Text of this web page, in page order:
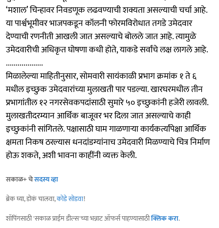
‘मशाल’ चिन्हावर निवडणूक लढवण्याची शक्यता असल्याची चर्चा आहे.
या पार्श्वभूमीवर भाजपकडून कॉलनी फोरमविरोधात तगडे उमेदवार
देण्याची रणनीती आखली जात असल्याचे बोलले जात आहे. त्यामुळे
उमेदवारीची अधिकृत घोषणा कधी होते, याकडे सर्वांचे लक्ष लागले आहे.
...................
मिळालेल्या माहितीनुसार, सोमवारी सायंकाळी प्रभाग क्रमांक १ ते ६
मधील इच्छुक उमेदवारांच्या मुलाखती पार पडल्या. खारघरमधील तीन
प्रभागांतील १२ नगरसेवकपदांसाठी सुमारे ५० इच्छुकांनी हजेरी लावली.
मुलाखतीदरम्यान आर्थिक बाजूवर भर दिला जात असल्याचे काही
इच्छुकांनी सांगितले. पक्षासाठी घाम गाळणाऱ्या कार्यकर्त्यांपेक्षा आर्थिक
क्षमता निकष ठरल्यास धनदांडग्यांनाच उमेदवारी मिळण्याचे चित्र निर्माण
होऊ शकते, अशी भावना काहींनी व्यक्त केली.
सकाळ+ चेसदस्य व्हा
ब्रेक घ्या, डोकं चालवा,कोडे सोडवा!
शॉपिंगसाठी 'सकाळ प्राईम डील्स'च्या भन्नाट ऑफर्स पाहण्यासाठीक्लिक करा.